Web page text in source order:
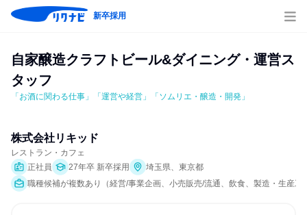
新卒採用
自家醸造クラフトビール&ダイニング・運営ス
タッフ
「お酒に関わる仕事」「運営や経営」「ソムリエ・醸造・開発」
株式会社リキッド
レストラン・カフェ
正社員
27年卒 新卒採用
埼玉県、東京都
職種候補が複数あり（経営/事業企画、小売販売/流通、飲食、製造・生産